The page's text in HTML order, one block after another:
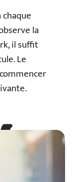
la
il suffit
Le